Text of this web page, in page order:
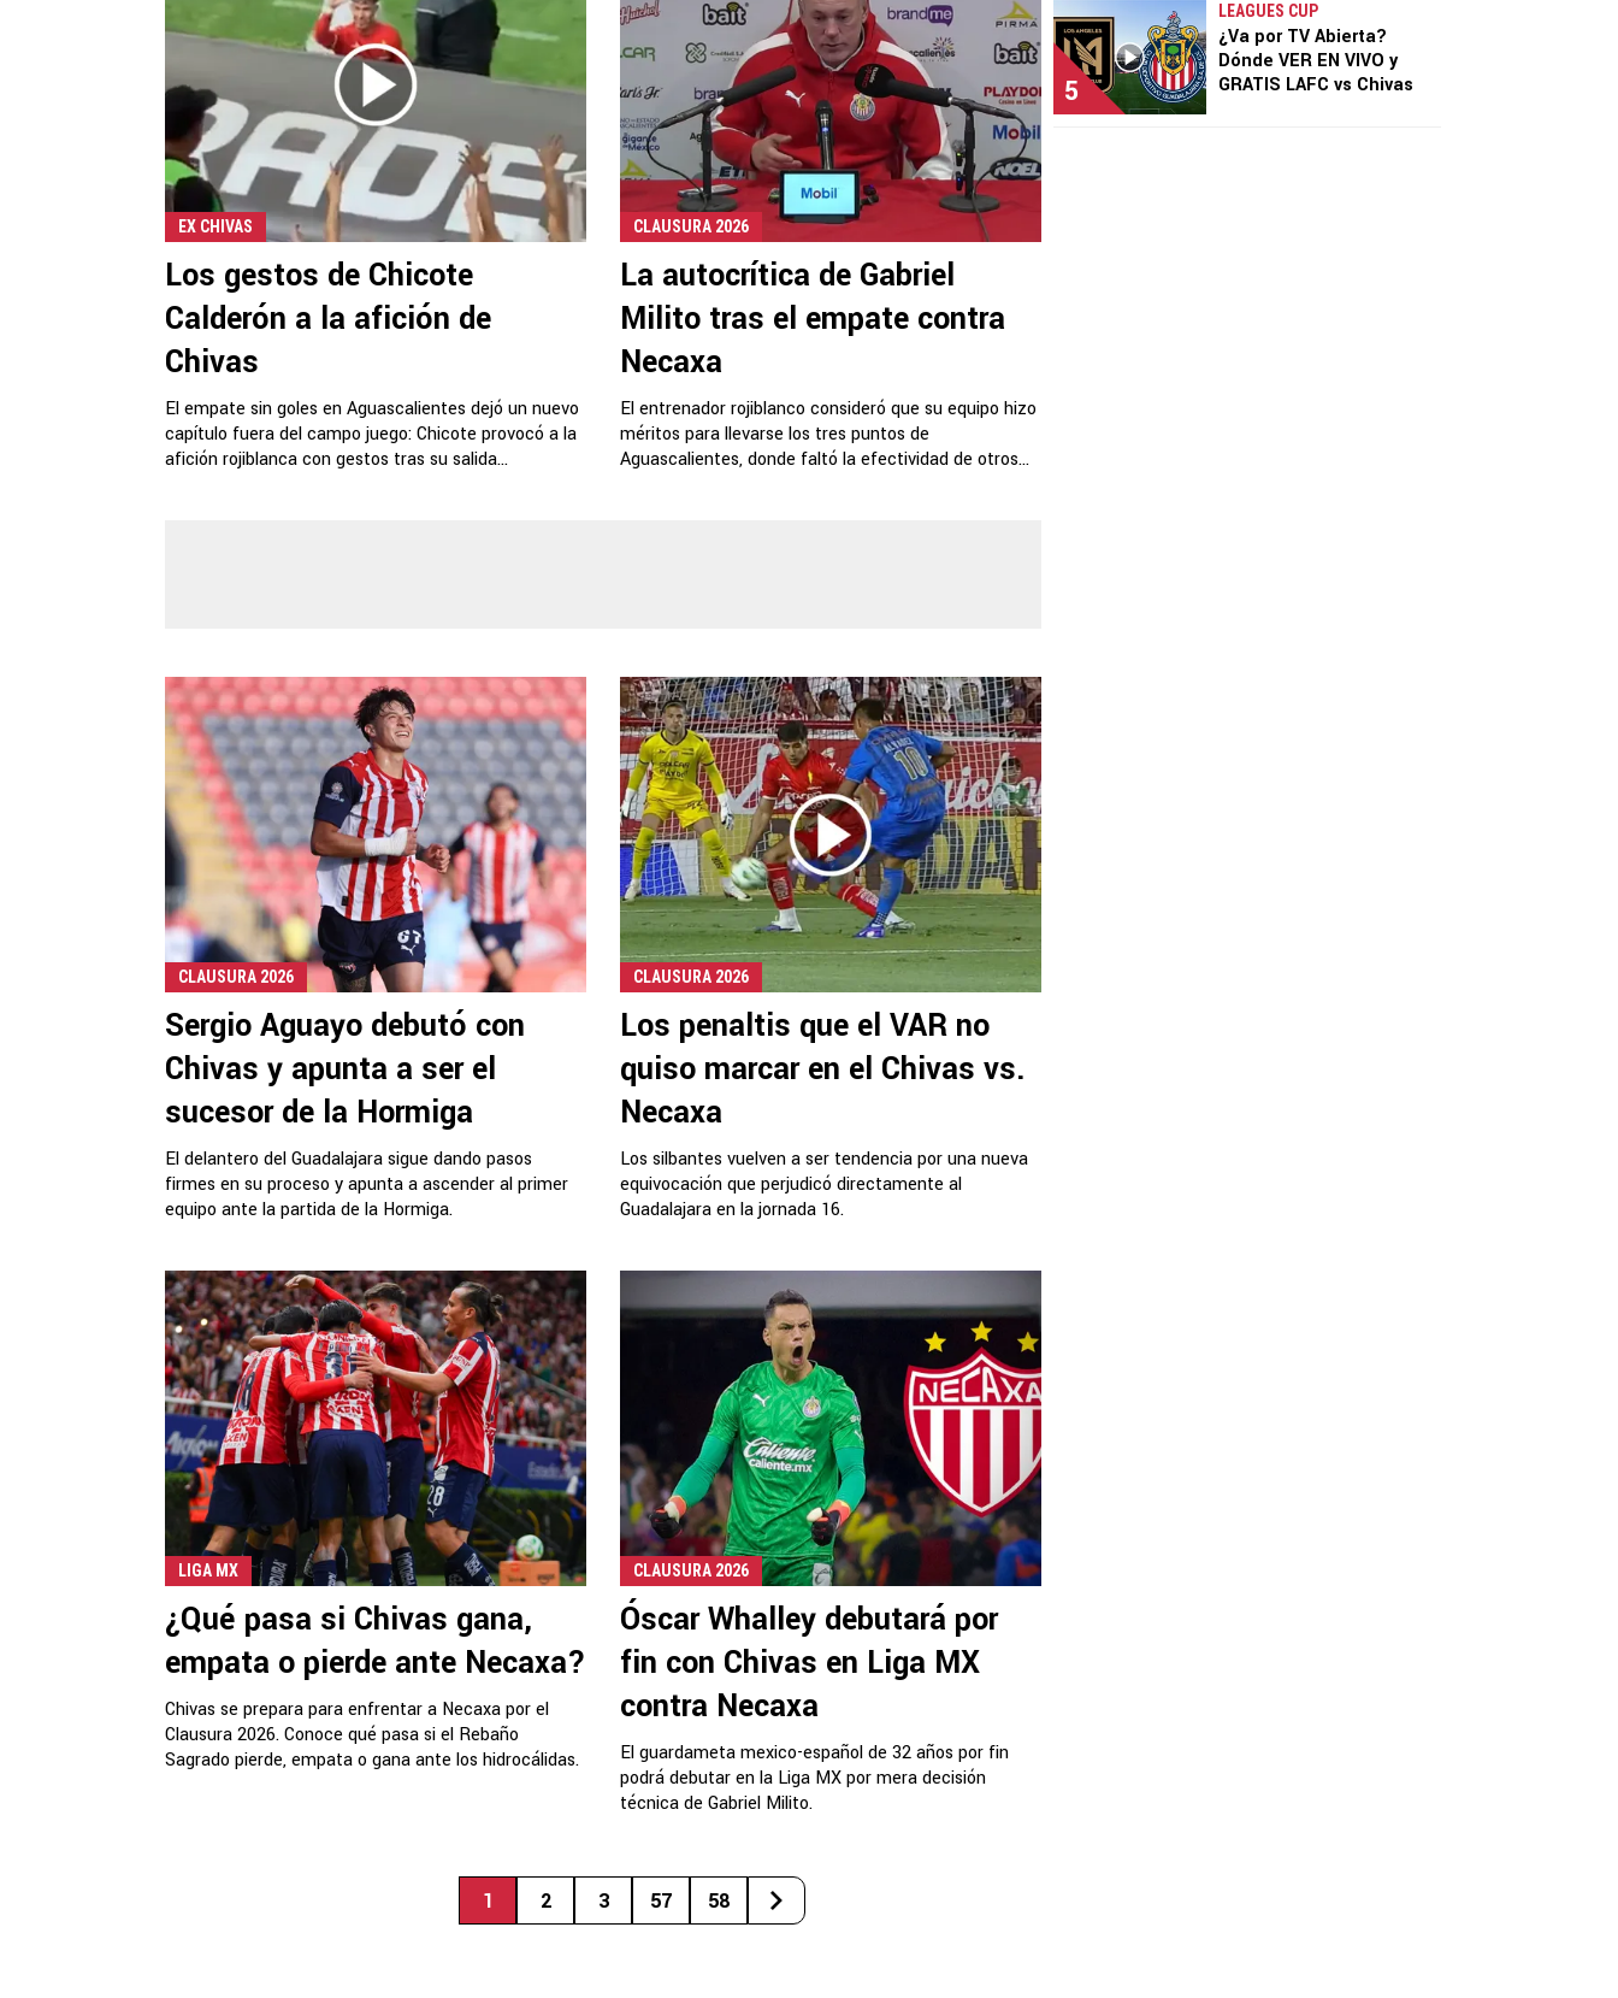
EX CHIVAS
Los gestos de Chicote
Calderón a la afición de
Chivas
El empate sin goles en Aguascalientes dejó un nuevo
capítulo fuera del campo juego: Chicote provocó a la
afición rojiblanca con gestos tras su salida...
CLAUSURA 2026
La autocrítica de Gabriel
Milito tras el empate contra
Necaxa
El entrenador rojiblanco consideró que su equipo hizo
méritos para llevarse los tres puntos de
Aguascalientes, donde faltó la efectividad de otros...
CLAUSURA 2026
Sergio Aguayo debutó con
Chivas y apunta a ser el
sucesor de la Hormiga
El delantero del Guadalajara sigue dando pasos
firmes en su proceso y apunta a ascender al primer
equipo ante la partida de la Hormiga.
CLAUSURA 2026
Los penaltis que el VAR no
quiso marcar en el Chivas vs.
Necaxa
Los silbantes vuelven a ser tendencia por una nueva
equivocación que perjudicó directamente al
Guadalajara en la jornada 16.
LIGA MX
¿Qué pasa si Chivas gana,
empata o pierde ante Necaxa?
Chivas se prepara para enfrentar a Necaxa por el
Clausura 2026. Conoce qué pasa si el Rebaño
Sagrado pierde, empata o gana ante los hidrocálidas.
CLAUSURA 2026
Óscar Whalley debutará por
fin con Chivas en Liga MX
contra Necaxa
El guardameta mexico-español de 32 años por fin
podrá debutar en la Liga MX por mera decisión
técnica de Gabriel Milito.
1 2 3 57 58
5
LEAGUES CUP
¿Va por TV Abierta?
Dónde VER EN VIVO y
GRATIS LAFC vs Chivas